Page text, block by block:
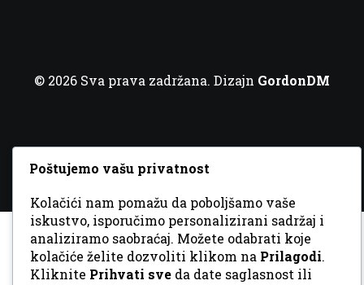
© 2026 Sva prava zadržana. Dizajn GordonDM
Poštujemo vašu privatnost
Kolačići nam pomažu da poboljšamo vaše
iskustvo, isporučimo personalizirani sadržaj i
analiziramo saobraćaj. Možete odabrati koje
kolačiće želite dozvoliti klikom na Prilagodi.
Kliknite Prihvati sve da date saglasnost ili